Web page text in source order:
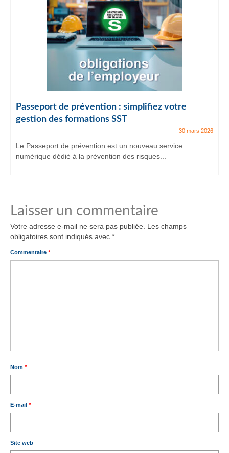
Passeport de prévention : simplifiez votre
gestion des formations SST
30 mars 2026
Le Passeport de prévention est un nouveau service
numérique dédié à la prévention des risques...
Laisser un commentaire
Votre adresse e-mail ne sera pas publiée.
Les champs
obligatoires sont indiqués avec *
Commentaire *
Nom *
E-mail *
Site web